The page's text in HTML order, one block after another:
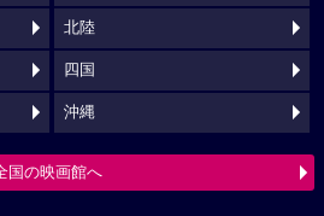
北陸
四国
沖縄
国の映画館へ